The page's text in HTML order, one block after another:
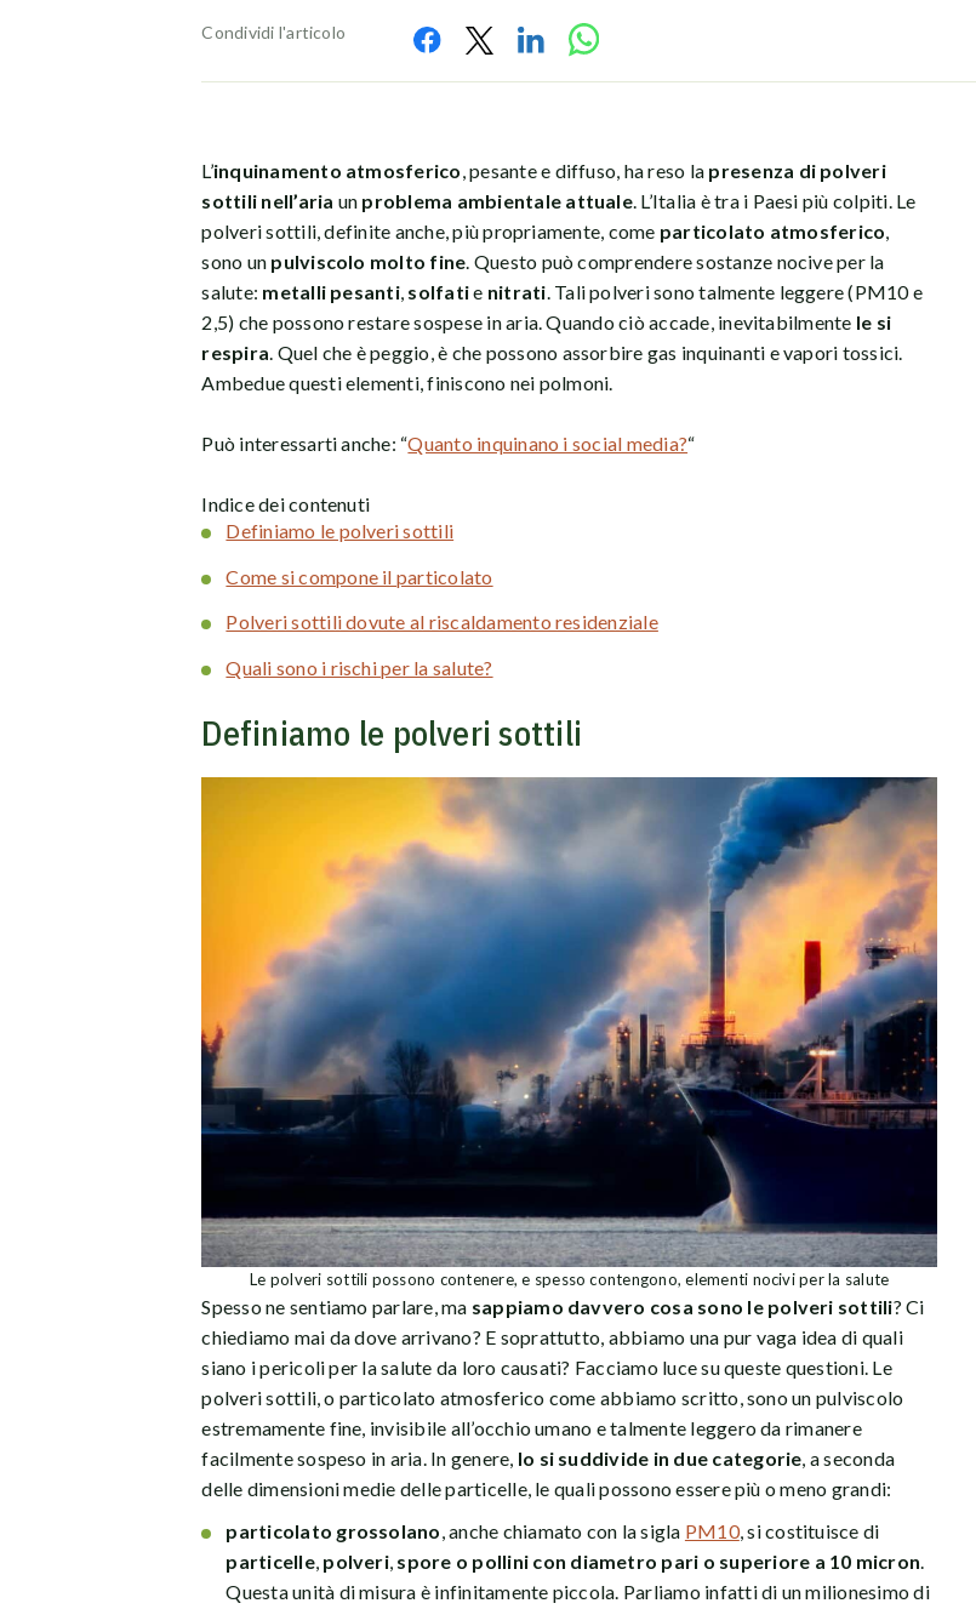
Condividi l'articolo
L’inquinamento atmosferico , pesante e diffuso, ha reso la presenza di polveri
sottili nell’aria un problema ambientale attuale. L’Italia è tra i Paesi più colpiti. Le
polveri sottili, definite anche, più propriamente, come particolato atmosferico
sono un pulviscolo molto fine . Questo può comprendere sostanze nocive per la
salute: metalli pesanti, solfatie nitrati Tali polveri sono talmente leggere (PM10 e
2,5) che possono restare sospese in aria. Quando ciò accade, inevitabilmente le si
respira Quel che è peggio, è che possono assorbire gas inquinanti e vapori tossici.
Ambedue questi elementi, finiscono nei polmoni.
Può interessarti anche: “Quanto inquinano i social media?“
Indice dei contenuti
Definiamo le polveri sottili
Come si compone il particolato
Polveri sottili dovute al riscaldamento residenziale
Quali sono i rischi per la salute?
Definiamo le polveri sottili
Le polveri sottili possono contenere, e spesso contengono, elementi nocivi per la salute
Spesso ne sentiamo parlare, ma sappiamo davvero cosa sono le polveri sottili? Ci
chiediamo mai da dove arrivano? E soprattutto, abbiamo una pur vaga idea di quali
siano i pericoli per la salute da loro causati? Facciamo luce su queste questioni. Le
polveri sottili, o particolato atmosferico come abbiamo scritto, sono un pulviscolo
estremamente fine, invisibile all’occhio umano e talmente leggero da rimanere
facilmente sospeso in aria. In genere, lo si suddivide in due categorie, a seconda
delle dimensioni medie delle particelle, le quali possono essere più o meno grandi:
particolato grossolano, anche chiamato con la sigla PM10, si costituisce di
particelle, polveri, spore o pollini con diametro pari o superiore a 10 micron.
Questa unità di misura è infinitamente piccola. Parliamo infatti di un milionesimo di